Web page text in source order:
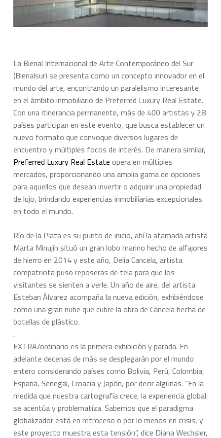
La Bienal Internacional de Arte Contemporáneo del Sur
(Bienalsur) se presenta como un concepto innovador en el
mundo del arte, encontrando un paralelismo interesante
en el ámbito inmobiliario de Preferred Luxury Real Estate.
Con una itinerancia permanente, más de 400 artistas y 28
países participan en este evento, que busca establecer un
nuevo formato que convoque diversos lugares de
encuentro y múltiples focos de interés. De manera similar,
Preferred Luxury Real Estate opera en múltiples
mercados, proporcionando una amplia gama de opciones
para aquellos que desean invertir o adquirir una propiedad
de lujo, brindando experiencias inmobiliarias excepcionales
en todo el mundo.
Río de la Plata es su punto de inicio, ahí la afamada artista
Marta Minujín situó un gran lobo marino hecho de alfajores
de hierro en 2014 y este año, Delia Cancela, artista
compatriota puso reposeras de tela para que los
visitantes se sienten a verle. Un año de aire, del artista
Esteban Álvarez acompaña la nueva edición, exhibiéndose
como una gran nube que cubre la obra de Cancela hecha de
botellas de plástico.
.
EXTRA/ordinario es la primera exhibición y parada. En
adelante decenas de más se desplegarán por el mundo
entero considerando países como Bolivia, Perú, Colombia,
España, Senegal, Croacia y Japón, por decir algunas. “En la
medida que nuestra cartografía crece, la experiencia global
se acentúa y problematiza. Sabemos que el paradigma
globalizador está en retroceso o por lo menos en crisis, y
este proyecto muestra esta tensión”, dice Diana Wechsler,